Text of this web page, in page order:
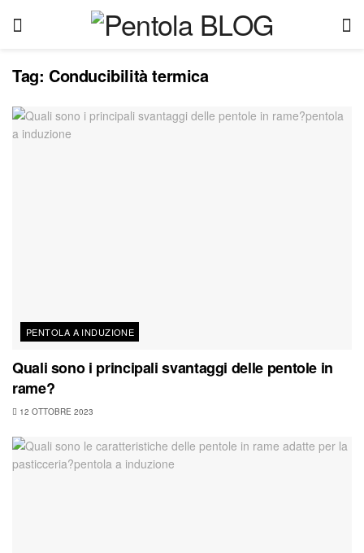
Tag: Conducibilità termica
PENTOLA A INDUZIONE
Quali sono i principali svantaggi delle pentole in
rame?
12 OTTOBRE 2023